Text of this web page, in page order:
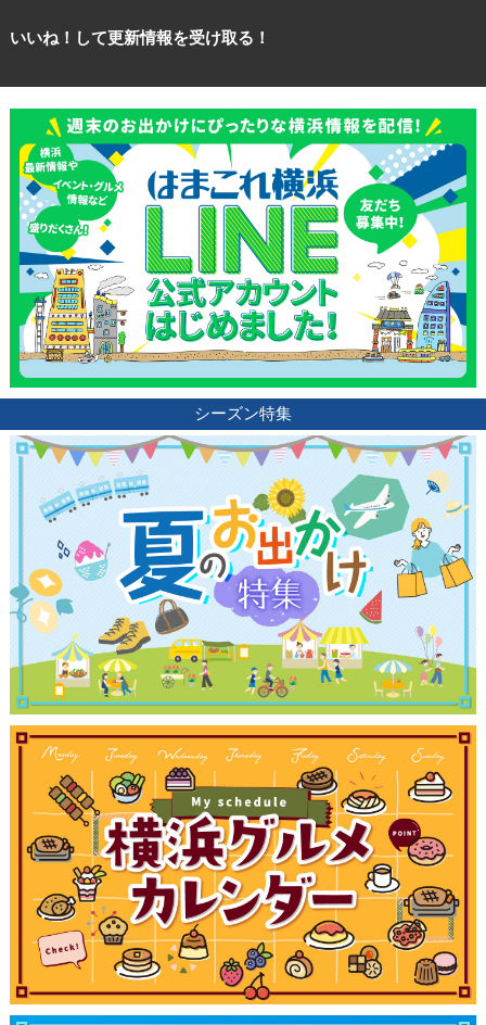
いいね！して更新情報を受け取る！
シーズン特集
観光ガイド
ランキング
ブログ記事
サイトについて